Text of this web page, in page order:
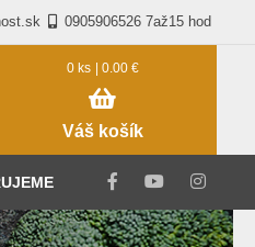
0905906526 7až15 hod
0 ks | 0.00 €
Váš košík